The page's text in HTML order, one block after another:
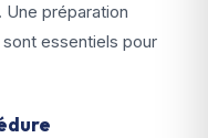
préparation
essentiels pour